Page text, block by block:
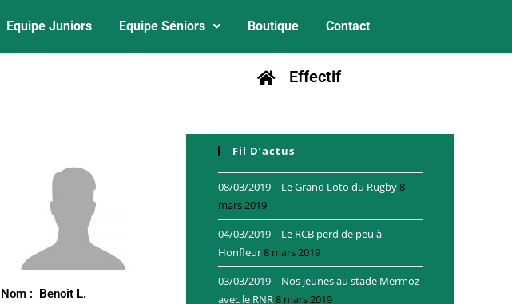
Equipe Juniors Equipe Séniors Boutique Contact
Effectif
Nom : Benoit L.
Fil D’actus
08/03/2019 – Le Grand Loto du Rugby8
mars 2019
04/03/2019 – Le RCB perd de peu à
Honfleur8 mars 2019
03/03/2019 – Nos jeunes au stade Mermoz
avec le RNR8 mars 2019